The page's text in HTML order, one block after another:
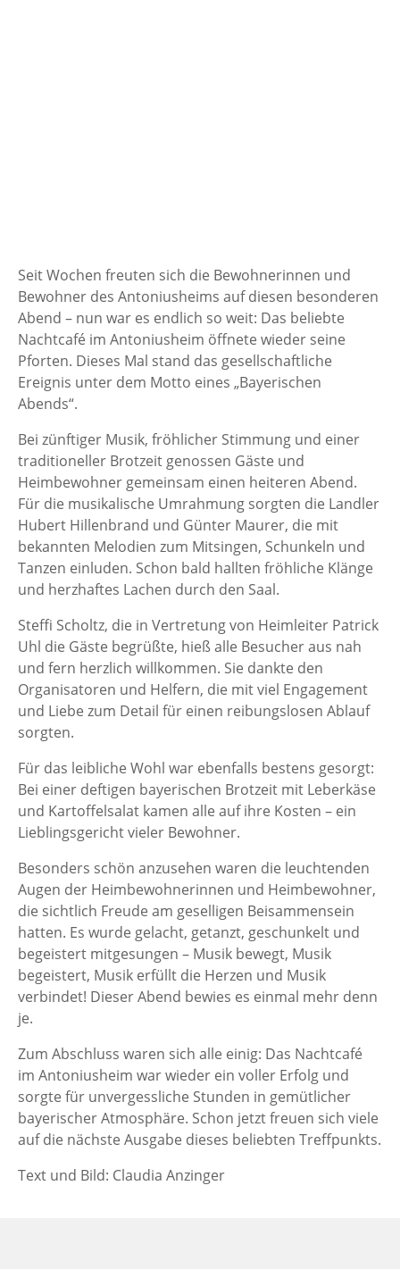
Seit Wochen freuten sich die Bewohnerinnen und
Bewohner des Antoniusheims auf diesen besonderen
Abend – nun war es endlich so weit: Das beliebte
Nachtcafé im Antoniusheim öffnete wieder seine
Pforten. Dieses Mal stand das gesellschaftliche
Ereignis unter dem Motto eines „Bayerischen
Abends“.
Bei zünftiger Musik, fröhlicher Stimmung und einer
traditioneller Brotzeit genossen Gäste und
Heimbewohner gemeinsam einen heiteren Abend.
Für die musikalische Umrahmung sorgten die Landler
Hubert Hillenbrand und Günter Maurer, die mit
bekannten Melodien zum Mitsingen, Schunkeln und
Tanzen einluden. Schon bald hallten fröhliche Klänge
und herzhaftes Lachen durch den Saal.
Steffi Scholtz, die in Vertretung von Heimleiter Patrick
Uhl die Gäste begrüßte, hieß alle Besucher aus nah
und fern herzlich willkommen. Sie dankte den
Organisatoren und Helfern, die mit viel Engagement
und Liebe zum Detail für einen reibungslosen Ablauf
sorgten.
Für das leibliche Wohl war ebenfalls bestens gesorgt:
Bei einer deftigen bayerischen Brotzeit mit Leberkäse
und Kartoffelsalat kamen alle auf ihre Kosten – ein
Lieblingsgericht vieler Bewohner.
Besonders schön anzusehen waren die leuchtenden
Augen der Heimbewohnerinnen und Heimbewohner,
die sichtlich Freude am geselligen Beisammensein
hatten. Es wurde gelacht, getanzt, geschunkelt und
begeistert mitgesungen – Musik bewegt, Musik
begeistert, Musik erfüllt die Herzen und Musik
verbindet! Dieser Abend bewies es einmal mehr denn
je.
Zum Abschluss waren sich alle einig: Das Nachtcafé
im Antoniusheim war wieder ein voller Erfolg und
sorgte für unvergessliche Stunden in gemütlicher
bayerischer Atmosphäre. Schon jetzt freuen sich viele
auf die nächste Ausgabe dieses beliebten Treffpunkts.
Text und Bild: Claudia Anzinger